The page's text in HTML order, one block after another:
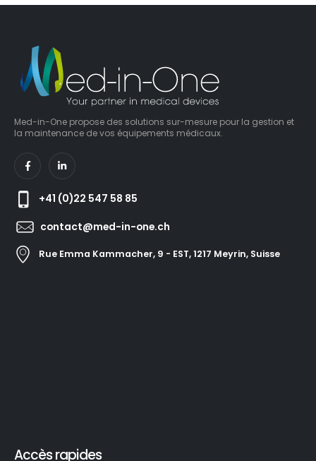
Med-in-One propose des solutions sur-mesure pour la gestion et
la maintenance de vos équipements médicaux.
+41 (0)22 547 58 85
contact@med-in-one.ch
Rue Emma Kammacher, 9 - EST, 1217 Meyrin, Suisse
Accès rapides